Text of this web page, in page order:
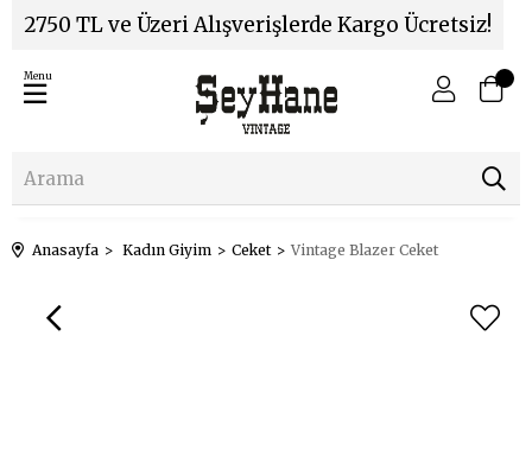
2750 TL ve Üzeri Alışverişlerde Kargo Ücretsiz!
Menu
Anasayfa Kadın Giyim Ceket Vintage Blazer Ceket